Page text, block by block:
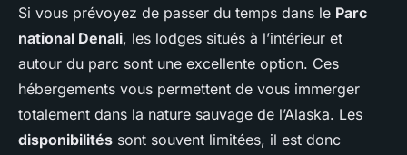
Si vous prévoyez de passer du temps dans le Parc
national Denali, les lodges situés à l’intérieur et
autour du parc sont une excellente option. Ces
hébergements vous permettent de vous immerger
totalement dans la nature sauvage de l’Alaska. Les
disponibilités sont souvent limitées, il est donc